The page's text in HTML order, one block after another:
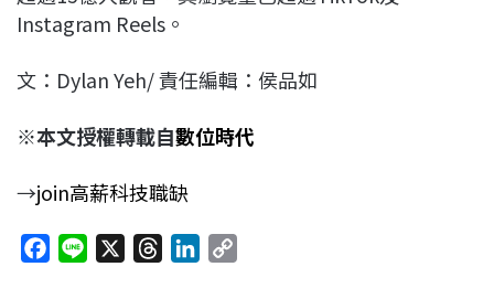
Instagram Reels。
文：Dylan Yeh/ 責任編輯：侯品如
※本文授權轉載自數位時代
→join高薪科技職缺